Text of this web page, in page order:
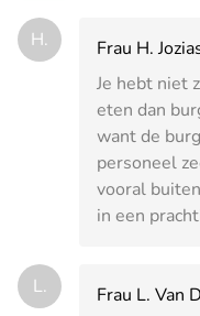
H.
Frau H.
Je hebt niet
eten dan
want de
personeel
vooral
in een
L.
Frau L. Van